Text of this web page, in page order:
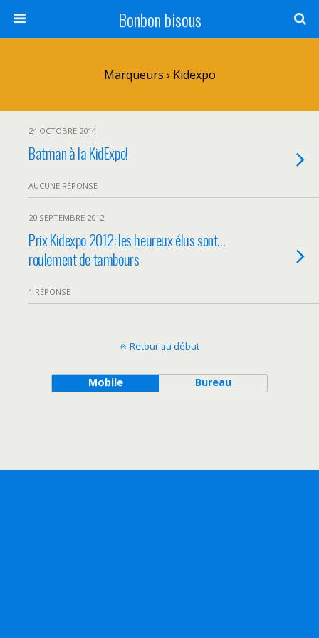
Bonbon bisous
Marqueurs › Kidexpo
24 OCTOBRE 2014
Batman à la KidExpo!
AUCUNE RÉPONSE
20 SEPTEMBRE 2012
Prix Kidexpo 2012: les heureux élus sont…
roulement de tambours
1 RÉPONSE
Retour au début
Mobile Bureau